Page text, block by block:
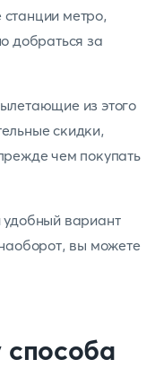
метро,
добраться за
из этого
скидки,
чем покупать
вариант
вы можете